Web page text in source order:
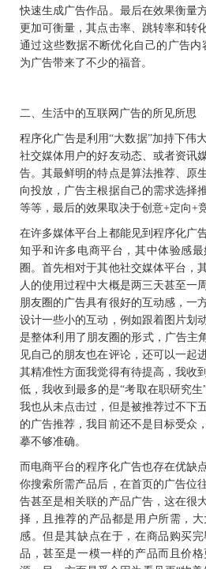
快速生成广告作品。最后在效果衡量
更加可衡量，其点击率、跳转率和转
通过这些数据不断优化自己的广告
为广告带来了不少的福音。
二、生活中的互联网广告的所见所思
程序化广告是利用“大数据”加持下伟
社交媒体用户的好友动态、或者资讯
告。其最鲜明的特点是算法推荐、原
向投放，广告主根据自己的需求选择
等等，最后的效果取决于创意+定向+
在许多媒体平台上都能见到程序化广
知乎和许多电商平台，其中体验感
圈。首先相对于其他社交媒体平台，
人的使用过程中大概是两三天甚至一
朋友圈的广告具有很好的互动感，一
设计一些小的互动，例如跟着图片划
是整体利用了朋友圈的形式，广告主
见自己的朋友也在评论，还可以一起
其精准性方面我觉得有待提高，我收
低，我收到最多的是“考取在职研究生
我也从未点击过，但是被推荐过不下
的广告推荐，我目前还不是目标受众
摹不够准确。
而电商平台的程序化广告也存在优缺
你搜索所需产品后，在首页的广告位
告甚至是相关联的产品广告，这在很
择，且推荐的产品都是用户所需，
感。但是其缺点在于，在商品购买
品，甚至是一模一样的产品而且价